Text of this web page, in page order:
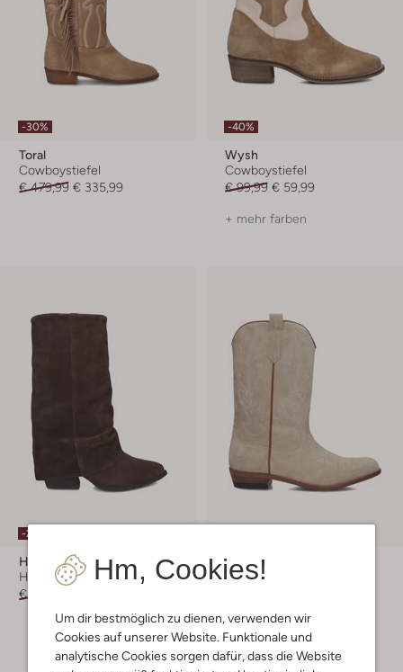
Hm, Cookies!
Um dir bestmöglich zu dienen, verwenden wir
Cookies auf unserer Website. Funktionale und
analytische Cookies sorgen dafür, dass die Website
-30%
Toral
Cowboystiefel
€ 479,99 € 335,99
-40%
Wysh
Cowboystiefel
€ 99,99 € 59,99
+ mehr farben
-20%
Haboob
Hohe Stiefel
€ 149,99
Clic!
Cowboystiefel
+ mehr farben